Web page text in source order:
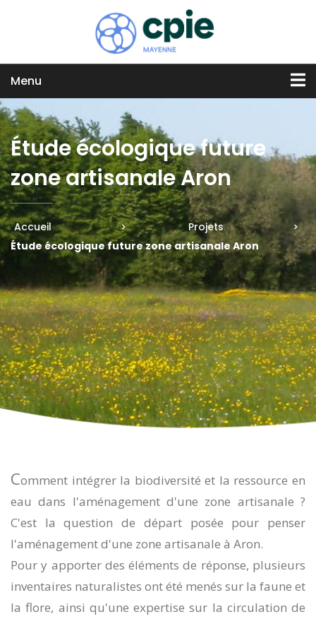
Menu
Étude écologique future
zone artisanale Aron
Accueil > Projets
>
Étude écologique future zone artisanale Aron
Comment intégrer la biodiversité et la ressource en
eau dans l'aménagement d'une zone artisanale ?
C'est la question de départ posée pour penser
l'aménagement d'une zone artisanale à Aron.
Pour y apporter des éléments de réponse, plusieurs
inventaires naturalistes ont été menés sur la faune et
la flore, ainsi qu'une expertise sur la circulation de